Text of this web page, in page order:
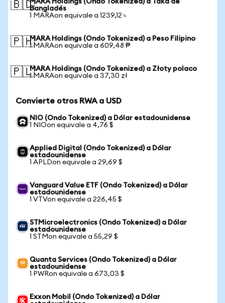
🇧🇩MARA Holdings (Ondo Tokenized) a Taka de
Bangladés
1 MARAon equivale a 1239,12 ৳
🇵🇭MARA Holdings (Ondo Tokenized) a Peso Filipino
1 MARAon equivale a 609,48 ₱
🇵🇱MARA Holdings (Ondo Tokenized) a Złoty polaco
1 MARAon equivale a 37,30 zł
Convierte otros RWA a USD
NIO (Ondo Tokenized) a Dólar estadounidense
1 NIOon equivale a 4,76 $
Applied Digital (Ondo Tokenized) a Dólar
estadounidense
1 APLDon equivale a 29,69 $
Vanguard Value ETF (Ondo Tokenized) a Dólar
estadounidense
1 VTVon equivale a 226,45 $
STMicroelectronics (Ondo Tokenized) a Dólar
estadounidense
1 STMon equivale a 55,29 $
Quanta Services (Ondo Tokenized) a Dólar
estadounidense
1 PWRon equivale a 673,03 $
Exxon Mobil (Ondo Tokenized) a Dólar